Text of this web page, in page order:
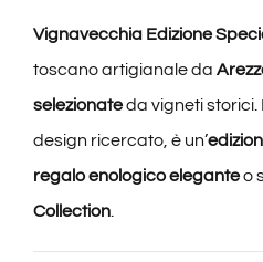
Vignavecchia Edizione
toscano artigianale da
selezionateda vigneti storici.
design ricercato, è un’
regalo enologico eleganteo
Collection.